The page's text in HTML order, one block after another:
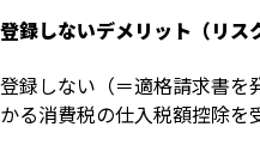
登録しないデメリット（リス
登録しない（＝適格請求書を
かる消費税の仕入税額控除を